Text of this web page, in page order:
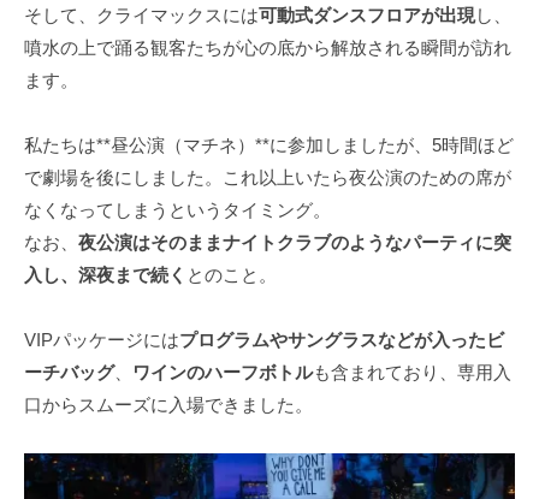
そして、クライマックスには可動式ダンスフロアが出現し、
噴水の上で踊る観客たちが心の底から解放される瞬間が訪れ
ます。
私たちは**昼公演（マチネ）**に参加しましたが、5時間ほど
で劇場を後にしました。これ以上いたら夜公演のための席が
なくなってしまうというタイミング。
なお、 夜公演はそのままナイトクラブのようなパーティに突
入し、深夜まで続く とのこと。
VIPパッケージにはプログラムやサングラスなどが入ったビ
ーチバッグ、 ワインのハーフボトルも含まれており、専用入
口からスムーズに入場できました。